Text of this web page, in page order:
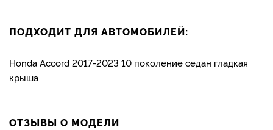
ПОДХОДИТ ДЛЯ АВТОМОБИЛЕЙ:
Honda Accord 2017-2023 10 поколение седан гладкая
крыша
ОТЗЫВЫ О МОДЕЛИ